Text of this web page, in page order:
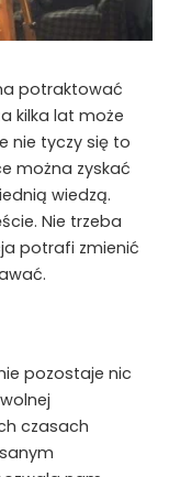
potraktować
kilka lat może
nie tyczy się to
można zyskać
wiedzą.
Nie trzeba
potrafi zmienić
pozostaje nic
czasach